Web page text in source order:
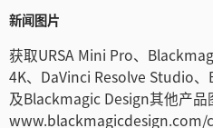
新闻图片
获取URSA Mini Pro、
4K、DaVinci Resolve Studio
及Blackmagic Design其他产
www.blackmagicdesign.com/